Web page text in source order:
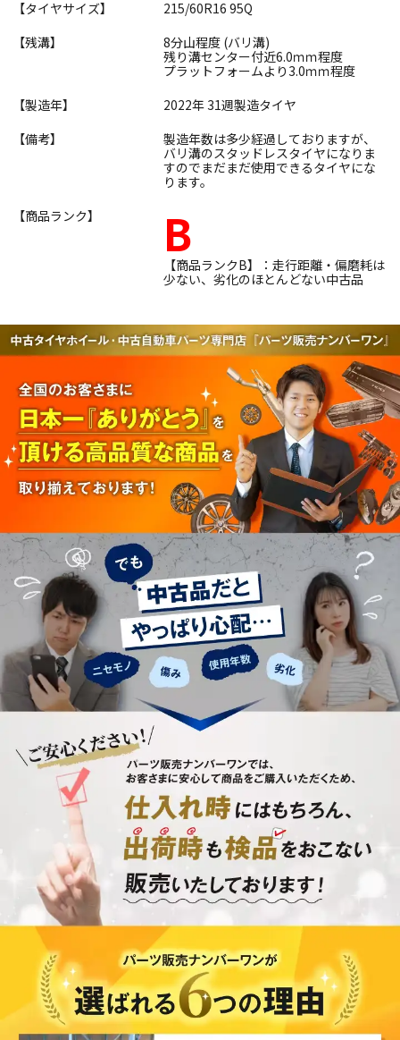
【タイヤサイズ】
215/60R16 95Q
【残溝】
8分山程度 (バリ溝)
残り溝センター付近6.0ｍｍ程度
プラットフォームより3.0ｍｍ程度
【製造年】
2022年 31週製造タイヤ
【備考】
製造年数は多少経過しておりますが、
バリ溝のスタッドレスタイヤになりま
すのでまだまだ使用できるタイヤにな
ります。
【商品ランク】
B
【商品ランクB】：走行距離・偏磨耗は
少ない、劣化のほとんどない中古品